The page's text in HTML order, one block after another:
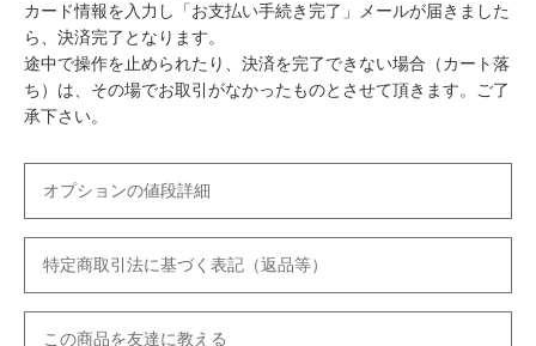
カード情報を入力し「お支払い手続き完了」メールが届きました
ら、決済完了となります。
途中で操作を止められたり、決済を完了できない場合（カート落
ち）は、その場でお取引がなかったものとさせて頂きます。ご了
承下さい。
オプションの値段詳細
特定商取引法に基づく表記（返品等）
この商品を友達に教える